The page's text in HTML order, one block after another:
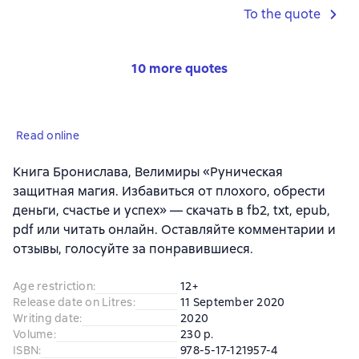
To the quote
10 more quotes
Read online
Книга Бронислава, Велимиры «Руническая
защитная магия. Избавиться от плохого, обрести
деньги, счастье и успех» — скачать в fb2, txt, epub,
pdf или читать онлайн. Оставляйте комментарии и
отзывы, голосуйте за понравившиеся.
Age restriction:
12+
Release date on Litres:
11 September 2020
Writing date:
2020
Volume:
230 p.
ISBN:
978-5-17-121957-4